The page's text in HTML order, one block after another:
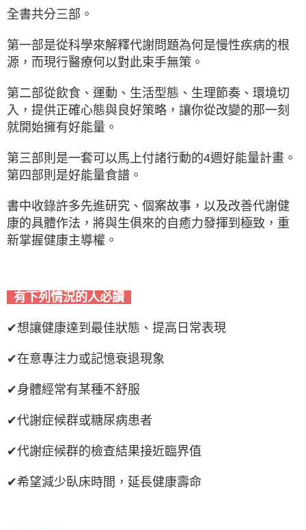
全書共分三部。
第一部是從科學來解釋代謝問題為何是慢性疾病的根
源，而現行醫療何以對此束手無策。
第二部從飲食、運動、生活型態、生理節奏、環境切
入，提供正確心態與良好策略，讓你從改變的那一刻
就開始擁有好能量。
第三部則是一套可以馬上付諸行動的4週好能量計畫。
第四部則是好能量食譜。
書中收錄許多先進研究、個案故事，以及改善代謝健
康的具體作法，將與生俱來的自癒力發揮到極致，重
新掌握健康主導權。
有下列情況的人必讀
✔想讓健康達到最佳狀態、提高日常表現
✔在意專注力或記憶衰退現象
✔身體經常有某種不舒服
✔代謝症候群或糖尿病患者
✔代謝症候群的檢查結果接近臨界值
✔希望減少臥床時間，延長健康壽命